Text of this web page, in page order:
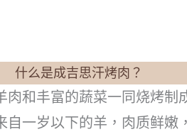
什么是成吉思汗烤肉？
和丰富的蔬菜一同烧烤
一岁以下的羊，肉质鲜